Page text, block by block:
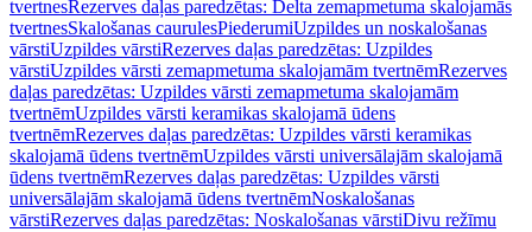
tvertnesRezerves daļas paredzētas: Delta zemapmetuma skalojamās
tvertnesSkalošanas caurulesPiederumiUzpildes un noskalošanas
vārstiUzpildes vārstiRezerves daļas paredzētas: Uzpildes
vārstiUzpildes vārsti zemapmetuma skalojamām tvertnēmRezerves
daļas paredzētas: Uzpildes vārsti zemapmetuma skalojamām
tvertnēmUzpildes vārsti keramikas skalojamā ūdens
tvertnēmRezerves daļas paredzētas: Uzpildes vārsti keramikas
skalojamā ūdens tvertnēmUzpildes vārsti universālajām skalojamā
ūdens tvertnēmRezerves daļas paredzētas: Uzpildes vārsti
universālajām skalojamā ūdens tvertnēmNoskalošanas
vārstiRezerves daļas paredzētas: Noskalošanas vārstiDivu režīmu